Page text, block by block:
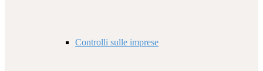
Controlli sulle imprese